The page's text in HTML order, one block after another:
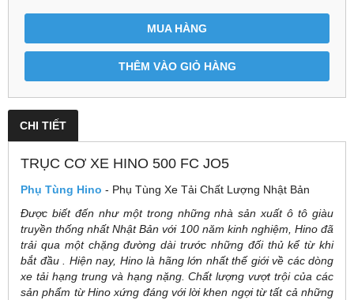
MUA HÀNG
THÊM VÀO GIỎ HÀNG
CHI TIẾT
TRỤC CƠ XE HINO 500 FC JO5
Phụ Tùng Hino - Phụ Tùng Xe Tải Chất Lượng Nhật Bản
Được biết đến như một trong những nhà sản xuất ô tô giàu
truyền thống nhất Nhật Bản với 100 năm kinh nghiệm, Hino đã
trải qua một chặng đường dài trước những đối thủ kể từ khi
bắt đầu . Hiện nay, Hino là hãng lớn nhất thế giới về các dòng
xe tải hạng trung và hạng nặng. Chất lượng vượt trội của các
sản phẩm từ Hino xứng đáng với lời khen ngợi từ tất cả những